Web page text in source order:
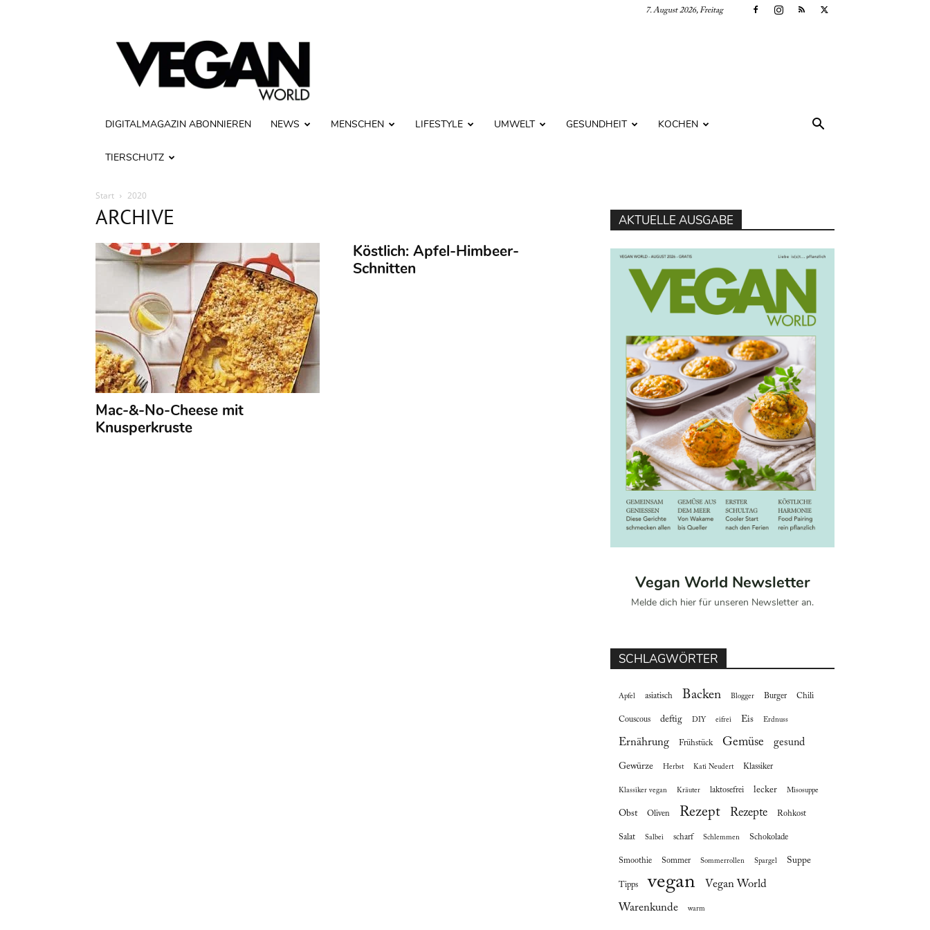
7. August 2026, Freitag
Vegan
World
DIGITALMAGAZIN ABONNIEREN NEWS MENSCHEN LIFESTYLE UMWELT GESUNDHEIT KOCHEN
TIERSCHUTZ
Start 2020
ARCHIVE
Mac-&-No-Cheese mit
Knusperkruste
Köstlich: Apfel-Himbeer-
Schnitten
AKTUELLE AUSGABE
Vegan World Newsletter
Melde dich hier für unseren Newsletter an.
SCHLAGWÖRTER
Apfel asiatisch Backen Blogger Burger Chili
Couscous deftig DIY eifrei Eis Erdnuss
Ernährung Frühstück Gemüse gesund
Gewürze Herbst Kati Neudert Klassiker
Klassiker vegan Kräuter laktosefrei lecker Misosuppe
Obst Oliven Rezept Rezepte Rohkost
Salat Salbei scharf Schlemmen Schokolade
Smoothie Sommer Sommerrollen Spargel Suppe
Tipps vegan Vegan World
Warenkunde warm